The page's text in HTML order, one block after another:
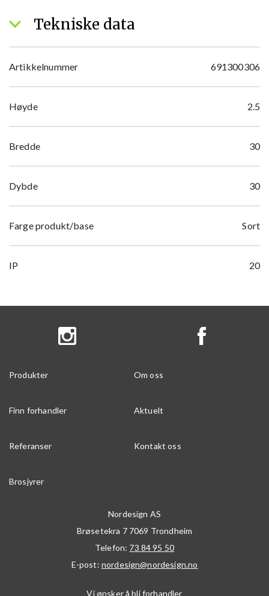
Tekniske data
Artikkelnummer 691300306
Høyde 2.5
Bredde 30
Dybde 30
Farge produkt/base Sort
IP 20
Produkter Om oss
Finn forhandler Aktuelt
Referanser Kontakt oss
Brosjyrer
Nordesign AS
Brøsetekra 7 7069 Trondheim
Telefon: 73 84 95 50
E-post: nordesign@nordesign.no
Vi ønsker å bli forhandler